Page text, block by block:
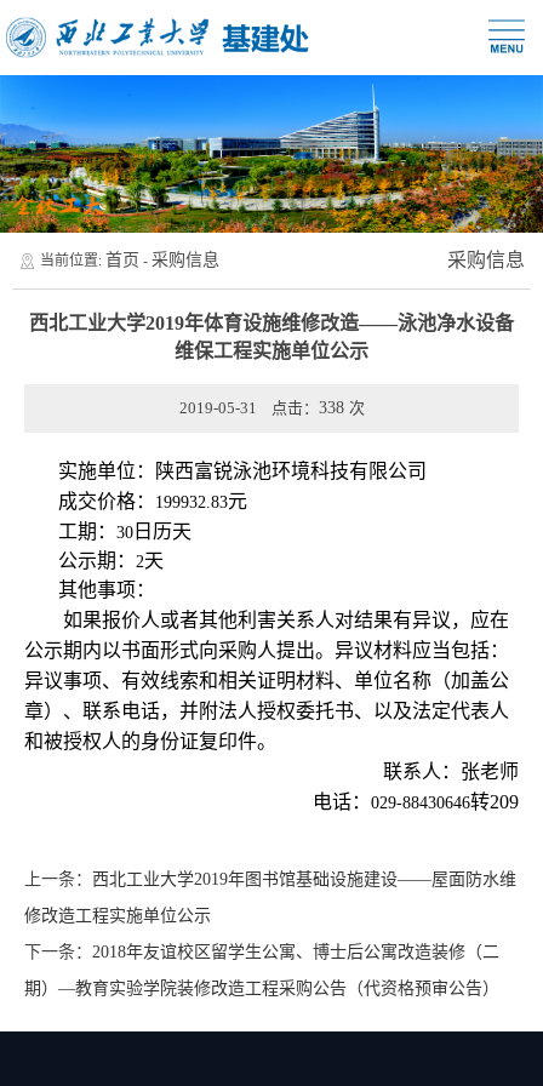
当前位置: 首页 - 采购信息 采购信息
西北工业大学2019年体育设施维修改造——泳池净水设备
维保工程实施单位公示
2019-05-31 点击： 338 次
实施单位：陕西富锐泳池环境科技有限公司
成交价格：
199932.83元
工期： 30 日历天
公示期： 2天
其他事项：
如果报价人或者其他利害关系人对结果有异议，应在
公示期内以书面形式向采购人提出。异议材料应当包括：
异议事项、有效线索和相关证明材料、单位名称（加盖公
章）、联系电话，并附法人授权委托书、以及法定代表人
和被授权人的身份证复印件。
联系人：张老师
电话： 029-88430646转209
上一条： 西北工业大学2019年图书馆基础设施建设——屋面防水维
修改造工程实施单位公示
下一条： 2018年友谊校区留学生公寓、博士后公寓改造装修（二
期）—教育实验学院装修改造工程采购公告（代资格预审公告）